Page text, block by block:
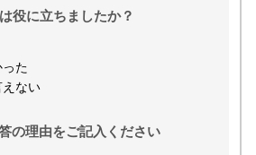
役に立ちましたか？
た
えない
の理由をご記入ください